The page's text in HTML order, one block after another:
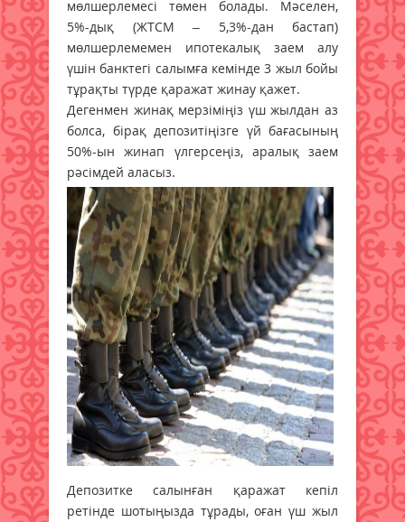
мөлшерлемесі төмен болады. Мәселен,
5%-дық (ЖТСМ – 5,3%-дан бастап)
мөлшерлемемен ипотекалық заем алу
үшін банктегі салымға кемінде 3 жыл бойы
тұрақты түрде қаражат жинау қажет.
Дегенмен жинақ мерзіміңіз үш жылдан аз
болса, бірақ депозитіңізге үй бағасының
50%-ын жинап үлгерсеңіз, аралық заем
рәсімдей аласыз.
Депозитке салынған қаражат кепіл
ретінде шотыңызда тұрады, оған үш жыл